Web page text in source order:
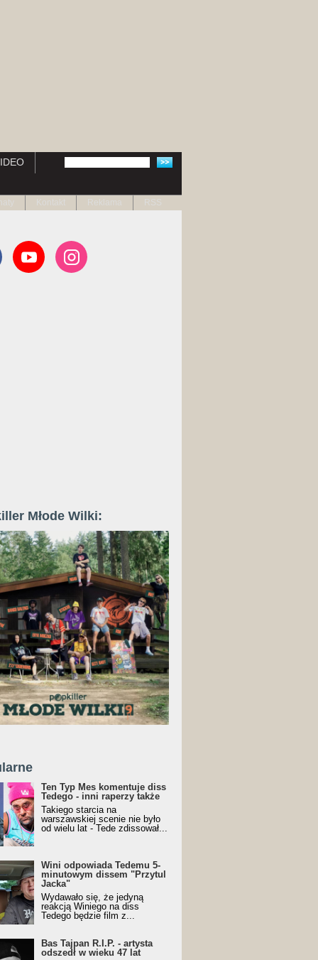
Kontakt Reklama RSS
Młode Wilki:
Ten Typ Mes komentuje diss
Tedego - inni raperzy także
Takiego starcia na
warszawskiej scenie nie było
od wielu lat - Tede zdissował...
Wini odpowiada Tedemu 5-
minutowym dissem "Przytul
Jacka"
Wydawało się, że jedyną
reakcją Winiego na diss
Tedego będzie film z...
Bas Tajpan R.I.P. - artysta
odszedł w wieku 47 lat